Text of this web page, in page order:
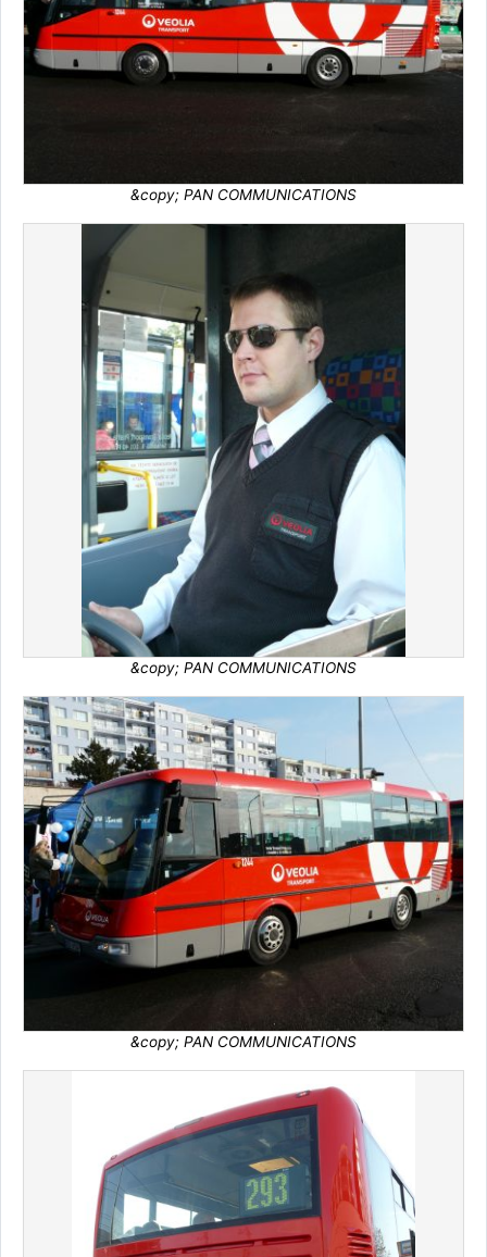
&copy; PAN COMMUNICATIONS
&copy; PAN COMMUNICATIONS
&copy; PAN COMMUNICATIONS